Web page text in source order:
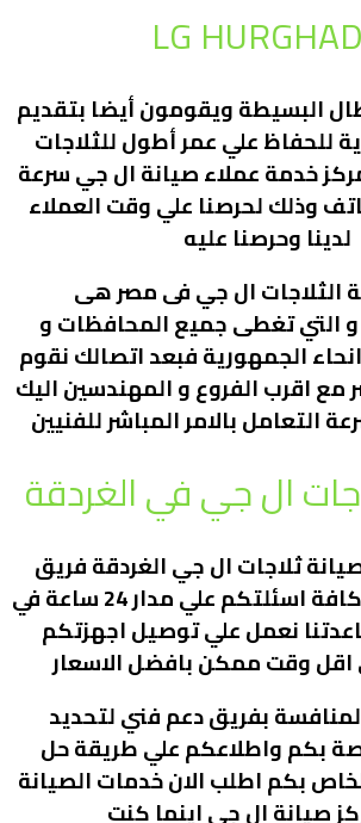
LG
البسيطة ويقومون أيضا بتقديم
للحفاظ علي عمر أطول للثلاجات
خدمة عملاء صيانة ال جي سرعة
وذلك لحرصنا علي وقت العملاء
لدينا وحرصنا عليه
الثلاجات ال جي فى مصر هى
01021773301 و التي تغطى جميع المحافظات و
الجمهورية فبعد اتصالك نقوم
مع اقرب الفروع و المهندسين اليك
التعامل بالامر المباشر للفنيين
ال جي في الغردقة
ثلاجات ال جي الغردقة فريق
مخصص للرد علي كافة اسئلتكم علي مدار 24 ساعة في
نعمل علي توصيل اجهزتكم
اقل وقت ممكن بافضل الاسعار
بفريق دعم فني لتحديد
بكم واطلاعكم علي طريقة حل
بكم اطلب الان خدمات الصيانة
صيانة ال جي اينما كنت